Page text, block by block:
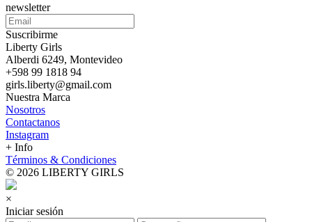
newsletter
Suscribirme
Liberty Girls
Alberdi 6249, Montevideo
+598 99 1818 94
girls.liberty@gmail.com
Nuestra Marca
Nosotros
Contactanos
Instagram
+ Info
Términos & Condiciones
© 2026 LIBERTY GIRLS
×
Iniciar sesión